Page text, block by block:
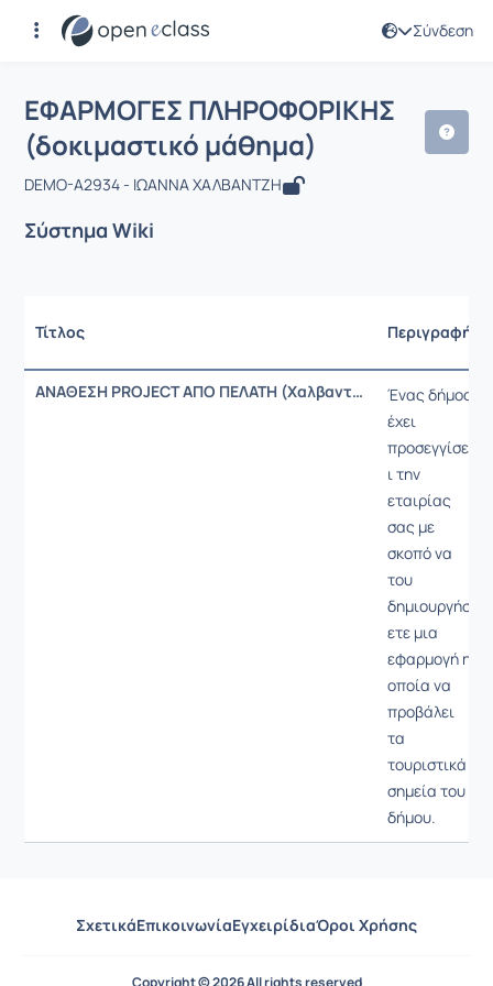
Σύνδεση
Μάθημα : ΕΦΑΡΜΟΓΕΣ
ΕΦΑΡΜΟΓΕΣ ΠΛΗΡΟΦΟΡΙΚΗΣ
(δοκιμαστικό μάθημα)
DEMO-A2934 - ΙΩΑΝΝΑ ΧΑΛΒΑΝΤΖΗ
Σύστημα Wiki
Τίτλος Περιγραφή
ΑΝΑΘΕΣΗ PROJECT ΑΠΟ ΠΕΛΑΤΗ (Χαλβαντζή Ιωάννα)
Ένας δήμος
έχει
προσεγγίσε
ι την
εταιρίας
σας με
σκοπό να
του
δημιουργήσ
ετε μια
εφαρμογή η
οποία να
προβάλει
τα
τουριστικά
σημεία του
δήμου.
ΣχετικάΕπικοινωνίαΕγχειρίδιαΌροι Χρήσης
Copyright © 2026 All rights reserved